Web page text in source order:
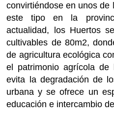
convirtiéndose en unos de
este tipo en la
actualidad, los Huertos
cultivables de 80m2,
de agricultura ecológica
el patrimonio agrícola
evita la degradación de
urbana y se ofrece un
educación e intercambio